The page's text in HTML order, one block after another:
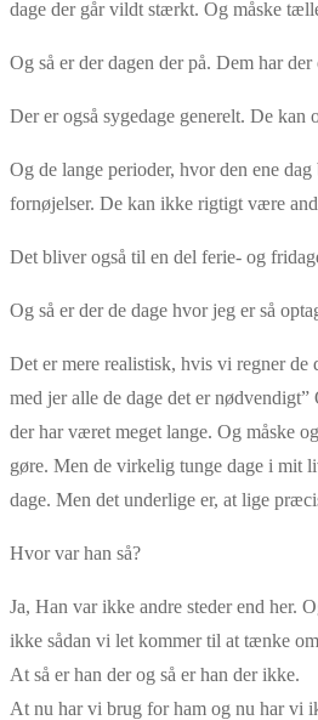
dage der går vildt stærkt. Og måske
Og så er der dagen der på. Dem har
Der er også sygedage generelt. De kan
Og de lange perioder, hvor den ene
fornøjelser. De kan ikke rigtigt være
Det bliver også til en del ferie- og
Og så er der de dage hvor jeg er så
Det er mere realistisk, hvis vi regner de
med jer alle de dage det er
der har været meget lange. Og måske
gøre. Men de virkelig tunge dage i mit
dage. Men det underlige er, at lige
Hvor var han så?
Ja, Han var ikke andre steder end her.
ikke sådan vi let kommer til at tænke
At så er han der og så er han der ikke.
At nu har vi brug for ham og nu har vi